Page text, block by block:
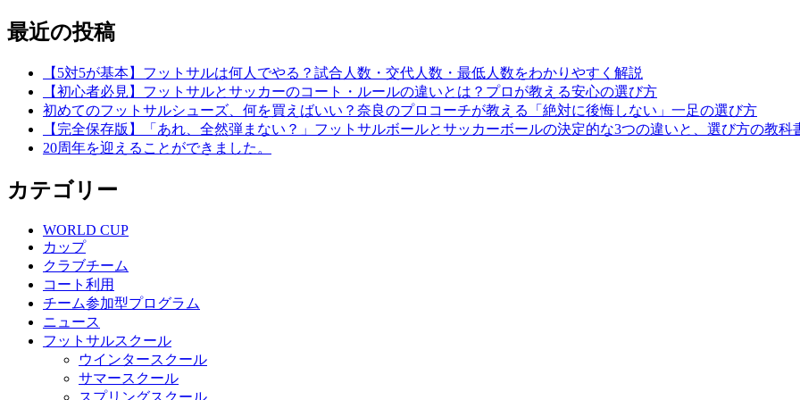
最近の投稿
【5対5が基本】フットサルは何人でやる？試合人数・交代人数・最低人数をわかりやすく解説
【初心者必見】フットサルとサッカーのコート・ルールの違いとは？プロが教える安心の選び方
初めてのフットサルシューズ、何を買えばいい？奈良のプロコーチが教える「絶対に後悔しない」一足の選び方
【完全保存版】「あれ、全然弾まない？」フットサルボールとサッカーボールの決定的な3つの違いと、選び方の教科
20周年を迎えることができました。
カテゴリー
WORLD CUP
カップ
クラブチーム
コート利用
チーム参加型プログラム
ニュース
フットサルスクール
ウインタースクール
サマースクール
スプリングスクール